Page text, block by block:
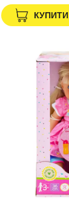
КУПИТИ